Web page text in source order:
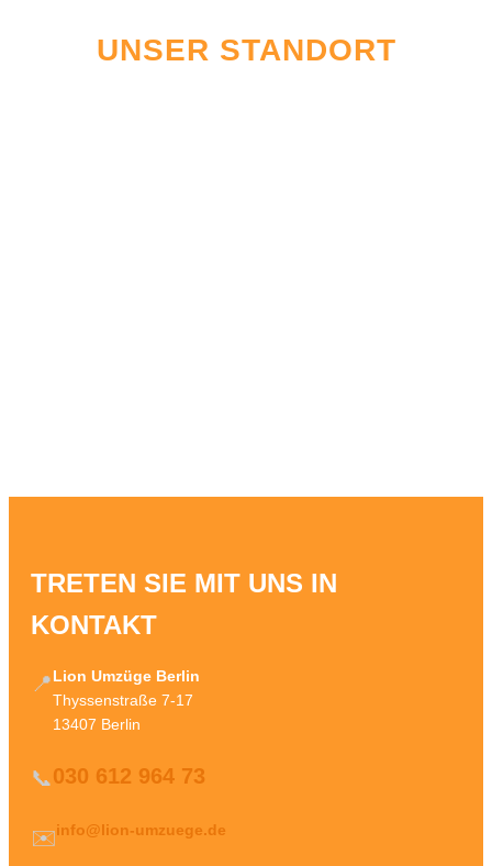
UNSER STANDORT
TRETEN SIE MIT UNS IN
KONTAKT
📍Lion Umzüge Berlin
Thyssenstraße 7-17
13407 Berlin
📞030 612 964 73
✉️info@lion-umzuege.de